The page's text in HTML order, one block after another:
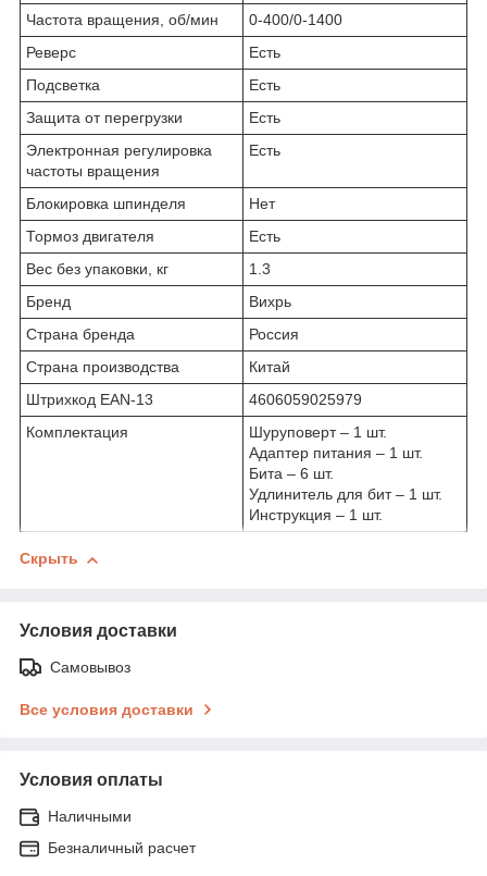
Частота вращения, об/мин
0-400/0-1400
Реверс
Есть
Подсветка
Есть
Защита от перегрузки
Есть
Электронная регулировка
частоты вращения
Есть
Блокировка шпинделя
Нет
Тормоз двигателя
Есть
Вес без упаковки, кг
1.3
Бренд
Вихрь
Страна бренда
Россия
Страна производства
Китай
Штрихкод EAN-13
4606059025979
Комплектация
Шуруповерт – 1 шт.
Адаптер питания – 1 шт.
Бита – 6 шт.
Удлинитель для бит – 1 шт.
Инструкция – 1 шт.
Скрыть
Условия доставки
Самовывоз
Все условия доставки
Условия оплаты
Наличными
Безналичный расчет